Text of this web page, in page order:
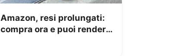
Amazon, resi prolungati:
compra ora e puoi rendere